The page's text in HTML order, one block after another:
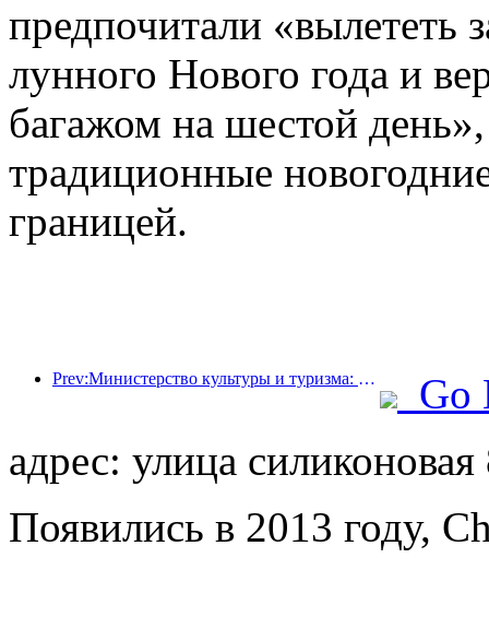
предпочитали «вылететь
лунного Нового года и
багажом на шестой
традиционные
границей.
Prev:Министерство культуры и туризма: запуск 22 тематических мероприятий в рамках 7 основных направлений.
Go
адрес: улица силиконовая
Появились в 2013 году,